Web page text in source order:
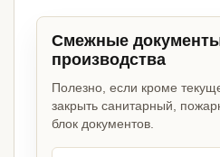
Смежные
производства
Полезно, если кроме
закрыть санитарный,
блок документов.